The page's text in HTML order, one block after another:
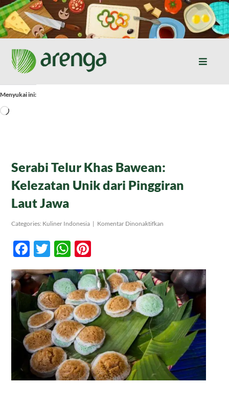
Skip
to
content
Toggle
Home
Tentang Kami
Produk
Kontak
Menyukai ini:
Memuat...
Serabi Telur Khas Bawean:
Kelezatan Unik dari Pinggiran
Laut Jawa
Categories: Kuliner Indonesia | Komentar Dinonaktifkan
Unik
dari
Pinggiran
Laut
Jawa
Facebook
TwitterWhatsApp